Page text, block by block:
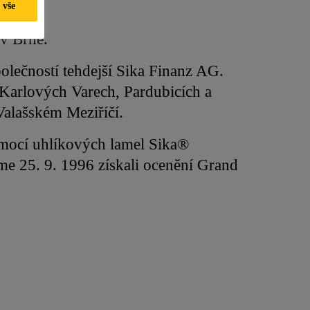
Brně.
tehdejší Sika Finanz AG.
Varech, Pardubicích a
Meziříčí.
uhlíkových lamel Sika®
25. 9. 1996 získali ocenění Grand